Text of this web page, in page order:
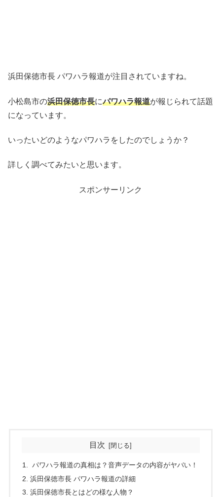
浜田保徳市長 パワハラ報道が注目されていますね。
小松島市の浜田保徳市長にパワハラ報道が報じられて話題
になっています。
いったいどのようなパワハラをしたのでしょうか？
詳しく調べてみたいと思います。
スポンサーリンク
目次
パワハラ報道の真相は？音声データの内容がヤバい！
浜田保徳市長 パワハラ報道の詳細
浜田保徳市長とはどの様な人物？